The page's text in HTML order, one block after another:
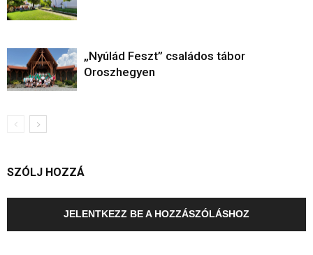
„Nyúlád Feszt” családos tábor
Oroszhegyen
SZÓLJ HOZZÁ
JELENTKEZZ BE A HOZZÁSZÓLÁSHOZ